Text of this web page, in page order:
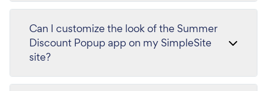
Can I customize the look of the Summer
Discount Popup app on my SimpleSite
site?